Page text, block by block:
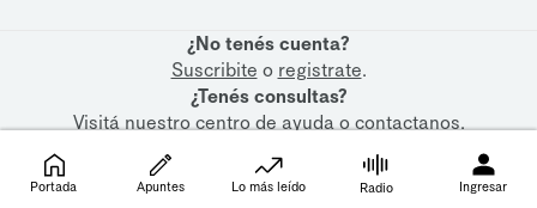
¿No tenés cuenta?
Suscribite o registrate.
¿Tenés consultas?
Visitá nuestrocentro de ayudaocontactanos.
Portada Apuntes Lo más leído Radio Ingresar